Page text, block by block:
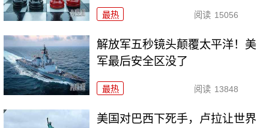
最热 阅读 15056
解放军五秒镜头颠覆太平洋！美
军最后安全区没了
最热 阅读 13848
美国对巴西下死手，卢拉让世界